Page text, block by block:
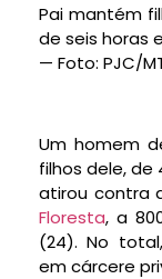
Pai mantém
de seis horas
— Foto: PJC/
Um homem
filhos dele, de
atirou contra
Floresta, a
(24). No
em cárcere